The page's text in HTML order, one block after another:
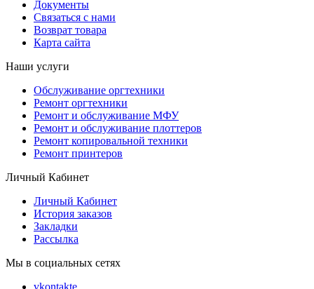
Документы
Связаться с нами
Возврат товара
Карта сайта
Наши услуги
Обслуживание оргтехники
Ремонт оргтехники
Ремонт и обслуживание МФУ
Ремонт и обслуживание плоттеров
Ремонт копировальной техники
Ремонт принтеров
Личный Кабинет
Личный Кабинет
История заказов
Закладки
Рассылка
Мы в социальных сетях
vkontakte